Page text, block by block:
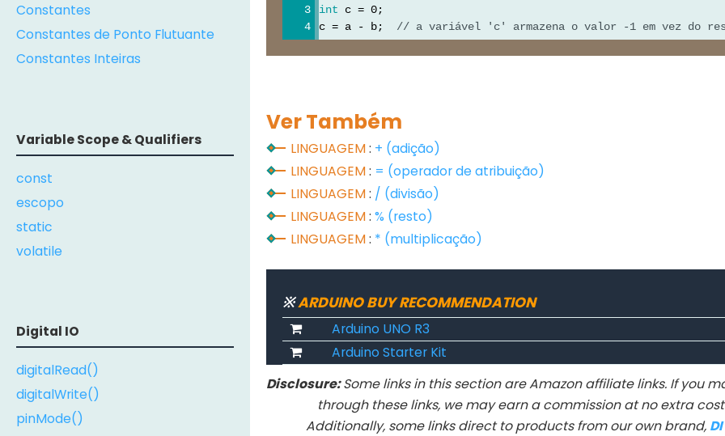
Constantes
Constantes de Ponto Flutuante
Constantes Inteiras
Variable Scope & Qualifiers
const
escopo
static
volatile
Digital IO
digitalRead()
digitalWrite()
pinMode()
int c = 0;
c = a - b; // a variável 'c' armazena o valor -1 em vez do
Ver Também
LINGUAGEM: + (adição)
LINGUAGEM: = (operador de atribuição)
LINGUAGEM: / (divisão)
LINGUAGEM:% (resto)
LINGUAGEM: * (multiplicação)
※ARDUINO BUY RECOMMENDATION
Arduino UNO R3
Arduino Starter Kit
Disclosure:Some links in this section are Amazon affiliate links. If you
through these links, we may earn a commission at no extra
Additionally, some links direct to products from our own brand,